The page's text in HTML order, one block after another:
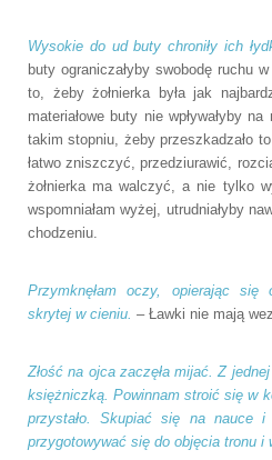
Wysokie do ud buty chroniły ich
buty ograniczałyby swobodę ruchu
to, żeby żołnierka była jak
materiałowe buty nie wpływałyby
takim stopniu, żeby przeszkadzało
łatwo zniszczyć, przedziurawić,
żołnierka ma walczyć, a nie tylko
wspomniałam wyżej, utrudniałyby
chodzeniu.
Przymknęłam oczy, opierając się
skrytej w cieniu. – Ławki nie mają
Złość na ojca zaczęła mijać. Z
księżniczką. Powinnam stroić się w
przystało. Skupiać się na nauce
przygotowywać się do objęcia tronu i